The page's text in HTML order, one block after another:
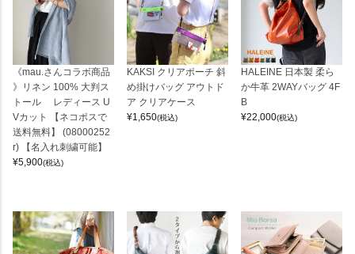
《mau.さんコラボ商品
》リネン 100% 大判ス
トール レディース U
Vカット 【ネコポスで
送料無料】 (08000252
r) 【名入れ刺繍可能】
¥5,900(税込)
KAKSI クリアポーチ 斜
め掛けバッグ アウトド
ア クリアケース
¥1,650(税込)
HALEINE 日本製 柔ら
か牛革 2WAYバッグ 4F
B
¥22,000(税込)